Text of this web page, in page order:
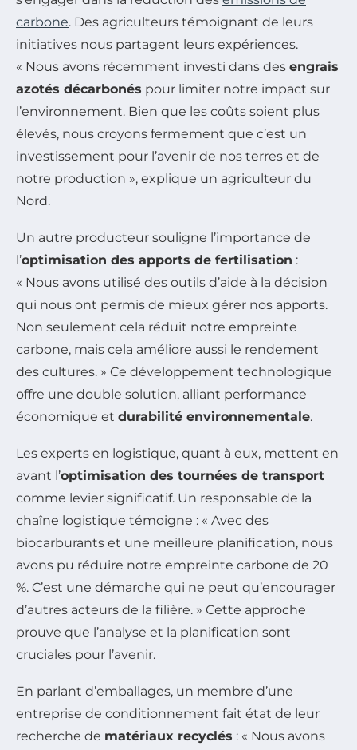
carbone. Des agriculteurs témoignant de leurs
initiatives nous partagent leurs expériences.
« Nous avons récemment investi dans des engrais
azotés décarbonés pour limiter notre impact sur
l’environnement. Bien que les coûts soient plus
élevés, nous croyons fermement que c’est un
investissement pour l’avenir de nos terres et de
notre production », explique un agriculteur du
Nord.
Un autre producteur souligne l’importance de
l’optimisation des apports de fertilisation :
« Nous avons utilisé des outils d’aide à la décision
qui nous ont permis de mieux gérer nos apports.
Non seulement cela réduit notre empreinte
carbone, mais cela améliore aussi le rendement
des cultures. » Ce développement technologique
offre une double solution, alliant performance
économique et durabilité environnementale.
Les experts en logistique, quant à eux, mettent en
avant l’optimisation des tournées de transport
comme levier significatif. Un responsable de la
chaîne logistique témoigne : « Avec des
biocarburants et une meilleure planification, nous
avons pu réduire notre empreinte carbone de 20
%. C’est une démarche qui ne peut qu’encourager
d’autres acteurs de la filière. » Cette approche
prouve que l’analyse et la planification sont
cruciales pour l’avenir.
En parlant d’emballages, un membre d’une
entreprise de conditionnement fait état de leur
recherche de matériaux recyclés : « Nous avons